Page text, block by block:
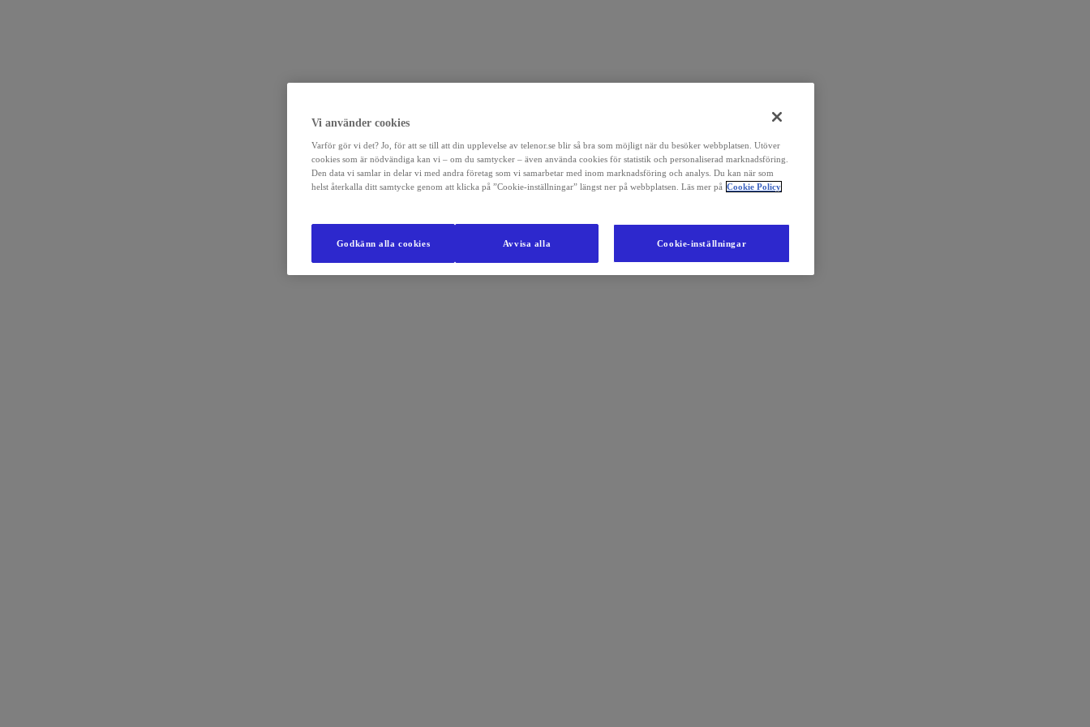
Vi använder cookies
Varför gör vi det? Jo, för att se till att din upplevelse av telenor.se blir så bra som möjligt när du besöker webbplatsen. Utöver
cookies som är nödvändiga kan vi – om du samtycker – även använda cookies för statistik och personaliserad marknadsföring.
Den data vi samlar in delar vi med andra företag som vi samarbetar med inom marknadsföring och analys. Du kan när som
helst återkalla ditt samtycke genom att klicka på ”Cookie-inställningar” längst ner på webbplatsen. Läs mer på Cookie Policy
Cookie-inställningar
Avvisa alla
Godkänn alla cookies